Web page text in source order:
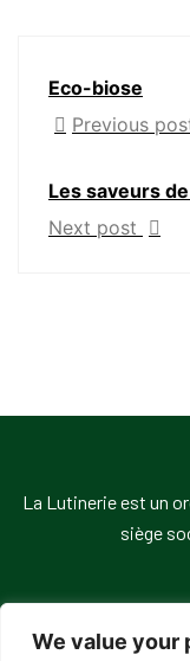
We value your
Eco-biose
Previous
Les saveurs
Next post
La Lutinerie est un
siège